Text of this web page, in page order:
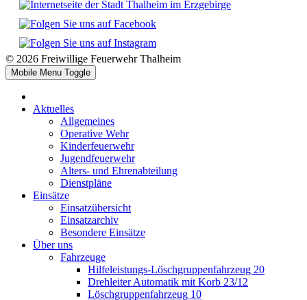
© 2026 Freiwillige Feuerwehr Thalheim
Mobile Menu Toggle
Aktuelles
Allgemeines
Operative Wehr
Kinderfeuerwehr
Jugendfeuerwehr
Alters- und Ehrenabteilung
Dienstpläne
Einsätze
Einsatzübersicht
Einsatzarchiv
Besondere Einsätze
Über uns
Fahrzeuge
Hilfeleistungs-Löschgruppenfahrzeug 20
Drehleiter Automatik mit Korb 23/12
Löschgruppenfahrzeug 10